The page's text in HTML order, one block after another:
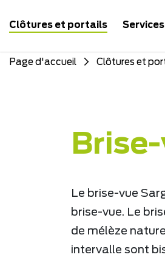
Clôtures et portails Services
Page d'accueil Clôtures et
Le brise-vue
brise-vue. Le
de mélèze
intervalle sont